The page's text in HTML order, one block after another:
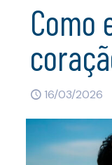
Como
16/03/2026